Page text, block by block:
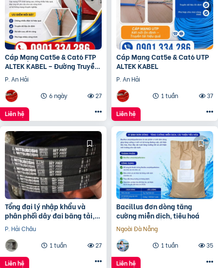
Cáp Mạng Cat5e & Cat6 FTP
ALTEK KABEL – Đường Truyền
Ổn Định, Chống Nhiễu Hiệu
Quả
P. An Hải
6 ngày
27
Liên hệ
Cáp Mạng Cat5e & Cat6 UTP
ALTEK KABEL
P. An Hải
1 tuần
37
Liên hệ
Tổng đại lý nhập khẩu và
phân phối dây đai băng tải,
dây Curoa các loại
P. Hải Châu
1 tuần
27
Liên hệ
Bacillus đơn dòng tăng
cường miễn dịch, tiêu hoá
Ngoài Đà Nẵng
1 tuần
35
Liên hệ